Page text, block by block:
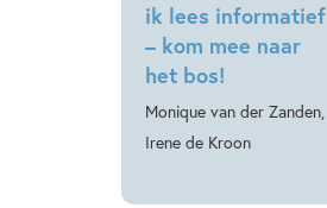
ik lees informatief
– kom mee naar
het bos!
Monique van der Zanden,
Irene de Kroon